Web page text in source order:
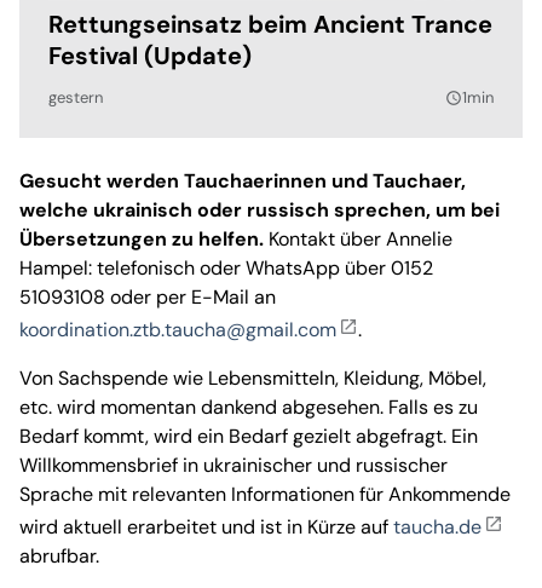
Rettungseinsatz beim Ancient Trance
Festival (Update)
gestern query_builder1min
Gesucht werden Tauchaerinnen und Tauchaer,
welche ukrainisch oder russisch sprechen, um bei
Übersetzungen zu helfen. Kontakt über Annelie
Hampel: telefonisch oder WhatsApp über 0152
51093108 oder per E-Mail an
koordination.ztb.taucha@gmail.com
.
Von Sachspende wie Lebensmitteln, Kleidung, Möbel,
etc. wird momentan dankend abgesehen. Falls es zu
Bedarf kommt, wird ein Bedarf gezielt abgefragt. Ein
Willkommensbrief in ukrainischer und russischer
Sprache mit relevanten Informationen für Ankommende
wird aktuell erarbeitet und ist in Kürze auftaucha.de
abrufbar.